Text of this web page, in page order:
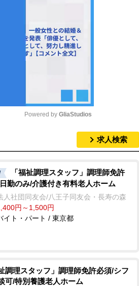
t
e
Powered by GliaStudios
求人検索
「福祉調理スタッフ」調理師免許
勤のみ/介護付き有料老人ホーム
人社団同友会/八王子同友会・長寿の森
円～1,500円
イト・パート / 東京都
調理スタッフ」調理師免許必須/シフ
可/特別養護老人ホーム